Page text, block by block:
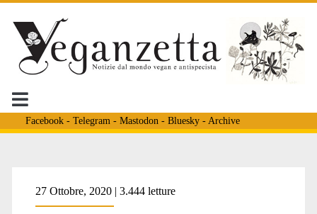
Facebook- Telegram - Mastodon - Bluesky- Archive
27 Ottobre, 2020 | 3.444 letture